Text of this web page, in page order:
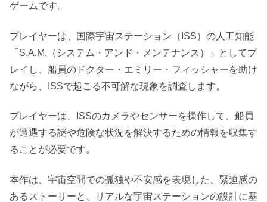
ゲームです。
プレイヤーは、国際宇宙ステーション（ISS）の人工知能
「S.A.M.（システム・アンド・メンテナンス）」としてプ
レイし、船員のドクター・エミリー・フィッシャーを助け
ながら、ISSで起こる不可解な現象を調査します。
プレイヤーは、ISSのカメラやセンサーを操作して、船員
が遭遇する謎や危険な状況を解決するための情報を収集す
ることが必要です。
本作は、宇宙空間での孤独や不安感を表現した、緊迫感の
あるストーリーと、リアルな宇宙ステーションの設計に基